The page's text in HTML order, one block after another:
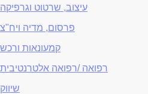
עיצוב, שרטוט וגרפיקה
פרסום, מדיה ויח"צ
קמעונאות ורכש
רפואה /רפואה אלטרנטיבית
שיווק